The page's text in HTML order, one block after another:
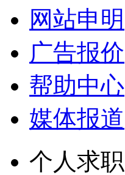
网站申明
广告报价
帮助中心
媒体报道
个人求职